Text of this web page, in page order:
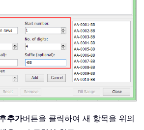
추가버튼을 클릭하여 새 항목을 위의